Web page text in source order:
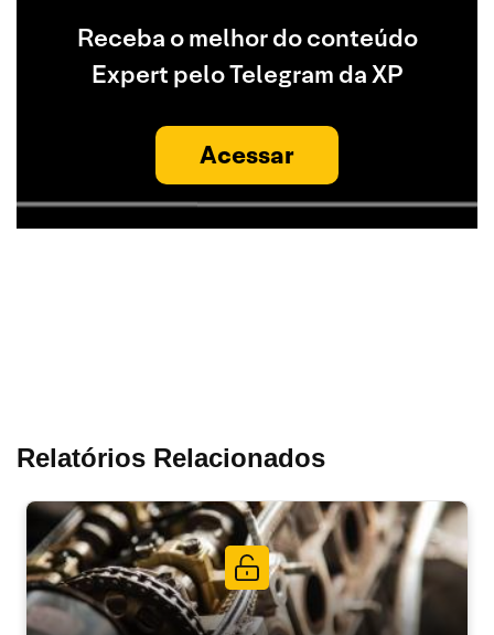
Receba o melhor do conteúdo
Expert pelo Telegram da XP
Acessar
Relatórios Relacionados